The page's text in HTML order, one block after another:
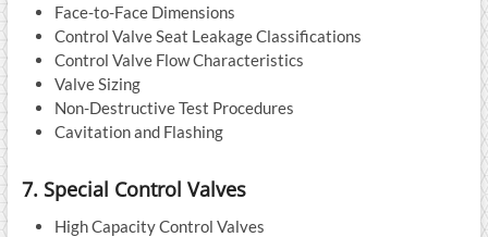
Face-to-Face Dimensions
Control Valve Seat Leakage Classifications
Control Valve Flow Characteristics
Valve Sizing
Non-Destructive Test Procedures
Cavitation and Flashing
7. Special Control Valves
High Capacity Control Valves